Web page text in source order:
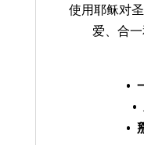
quantity使用耶稣对
爱、合一
•
•
•